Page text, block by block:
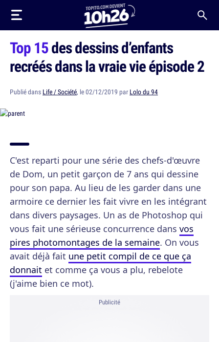
Top 15des dessins d’enfants
recréés dans la vraie vie épisode 2
Publié dans Life / Société, le 02/12/2019 par Lolo du 94
C'est reparti pour une série des chefs-d'œuvre
de Dom, un petit garçon de 7 ans qui dessine
pour son papa. Au lieu de les garder dans une
armoire ce dernier les fait vivre en les intégrant
dans divers paysages. Un as de Photoshop qui
vous fait une sérieuse concurrence dans vos
pires photomontages de la semaine. On vous
avait déjà fait une petit compil de ce que ça
donnait et comme ça vous a plu, rebelote
(j'aime bien ce mot).
Publicité